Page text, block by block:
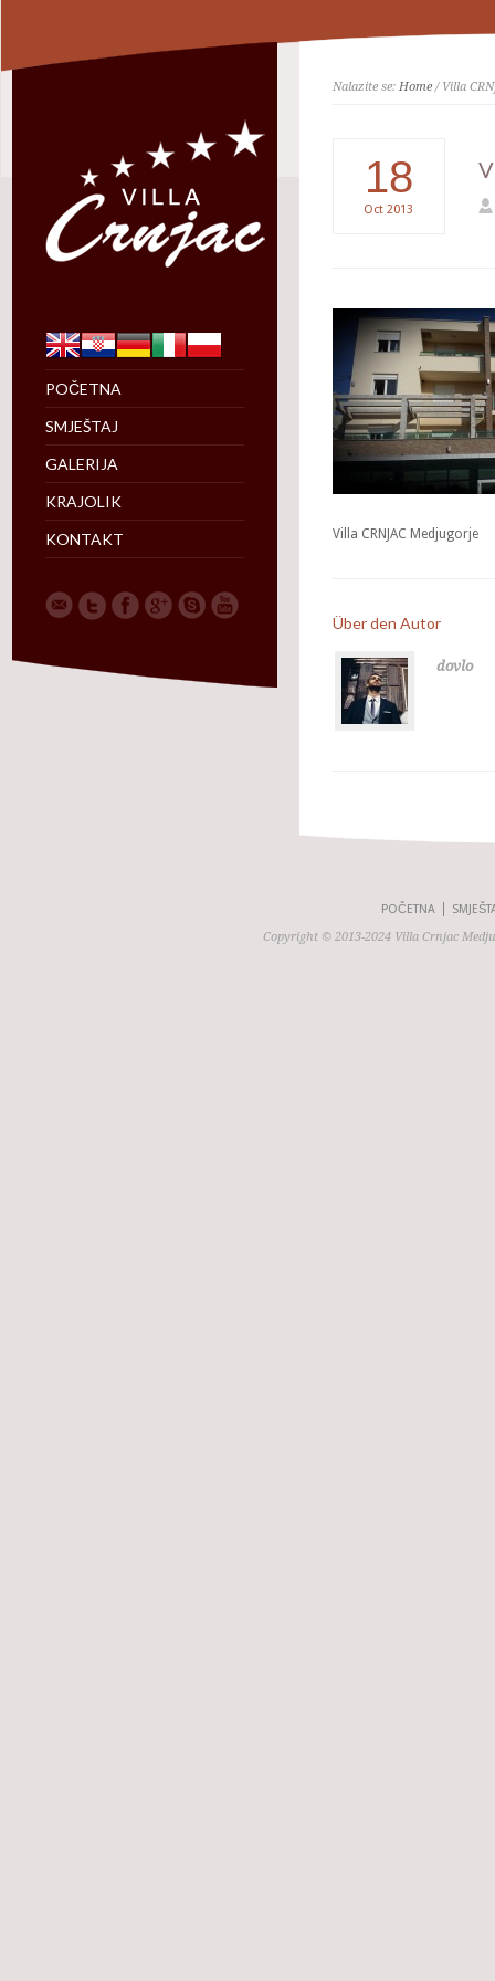
Nalazite se: Home/ Villa
18
Oct 2013
Villa CRNJAC Medjugorje
Über den Autor
dovlo
POČETNA
SMJEŠTAJ
GALERIJA
KRAJOLIK
KONTAKT
POČETNA
Copyright © 2013-2024 Villa Crnjac